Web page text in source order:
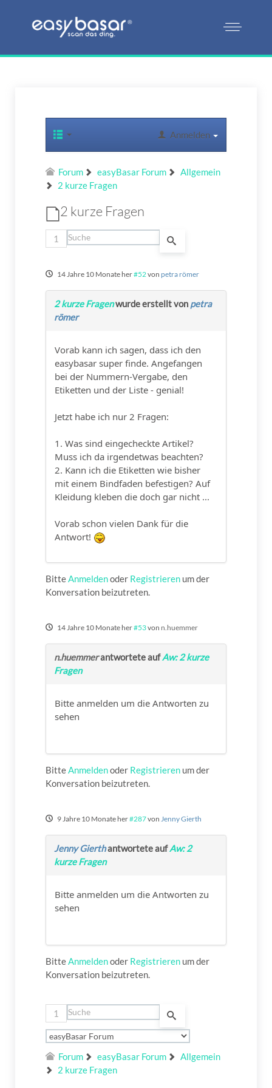
Anmelden
Forum easyBasar Forum
Allgemein
2 kurze Fragen
2 kurze Fragen
1
14 Jahre 10 Monate her#52von petra römer
2 kurze Fragenwurde erstellt von petra
römer
Vorab kann ich sagen, dass ich den
easybasar super finde. Angefangen
bei der Nummern-Vergabe, den
Etiketten und der Liste - genial!
Jetzt habe ich nur 2 Fragen:
1. Was sind eingecheckte Artikel?
Muss ich da irgendetwas beachten?
2. Kann ich die Etiketten wie bisher
mit einem Bindfaden befestigen? Auf
Kleidung kleben die doch gar nicht ...
Vorab schon vielen Dank für die
Antwort!
BitteAnmeldenoder Registrieren um der
Konversation beizutreten.
14 Jahre 10 Monate her#53von n.huemmer
n.huemmerantwortete aufAw: 2 kurze
Fragen
Bitte anmelden um die Antworten zu
sehen
BitteAnmeldenoder Registrieren um der
Konversation beizutreten.
9 Jahre 10 Monate her#287von Jenny Gierth
Jenny Gierthantwortete aufAw: 2
kurze Fragen
Bitte anmelden um die Antworten zu
sehen
BitteAnmeldenoder Registrieren um der
Konversation beizutreten.
1
Forum easyBasar Forum
Allgemein
2 kurze Fragen